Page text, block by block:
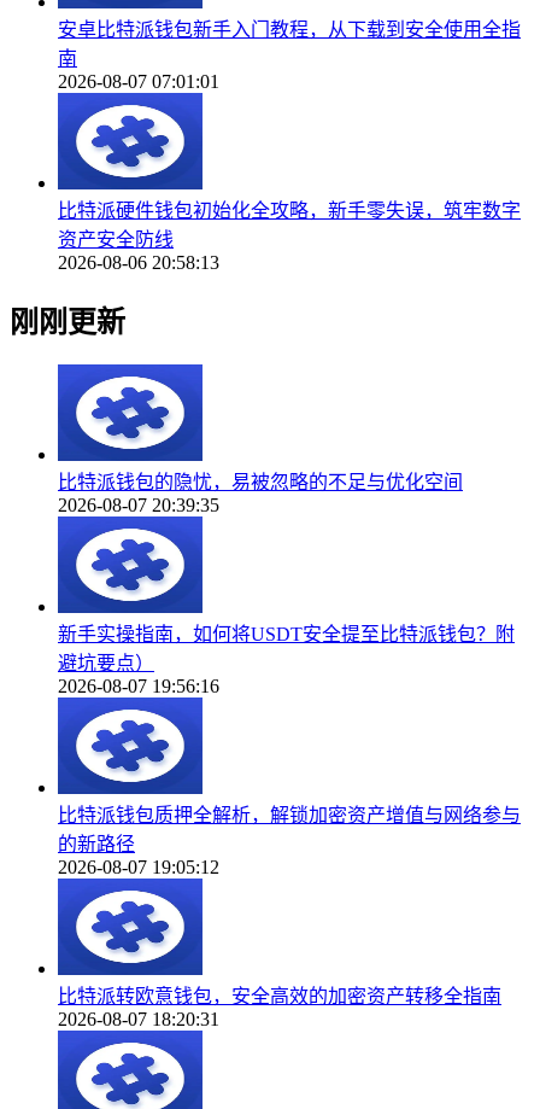
安卓比特派钱包新手入门教程，从下载到安全使用全指
南
2026-08-07 07:01:01
比特派硬件钱包初始化全攻略，新手零失误，筑牢数字
资产安全防线
2026-08-06 20:58:13
刚刚更新
比特派钱包的隐忧，易被忽略的不足与优化空间
2026-08-07 20:39:35
新手实操指南，如何将USDT安全提至比特派钱包？附
避坑要点）
2026-08-07 19:56:16
比特派钱包质押全解析，解锁加密资产增值与网络参与
的新路径
2026-08-07 19:05:12
比特派转欧意钱包，安全高效的加密资产转移全指南
2026-08-07 18:20:31